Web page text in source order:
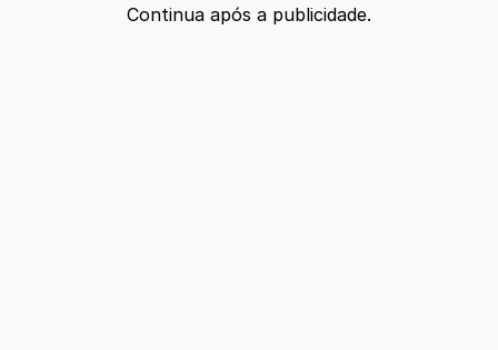
Continua após a publicidade.